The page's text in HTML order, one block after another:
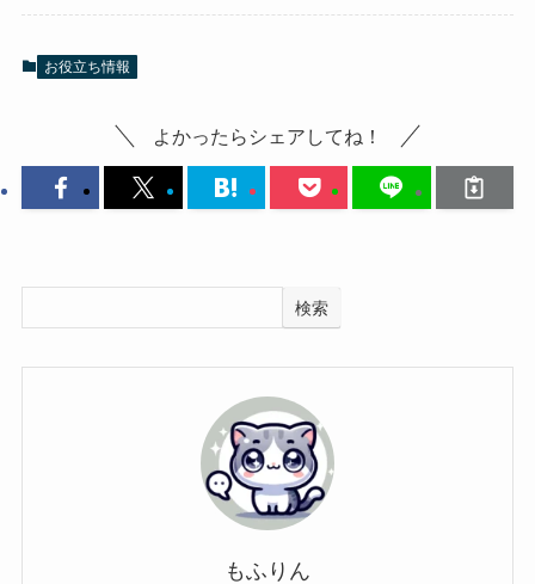
お役立ち情報
よかったらシェアしてね！
検索
もふりん